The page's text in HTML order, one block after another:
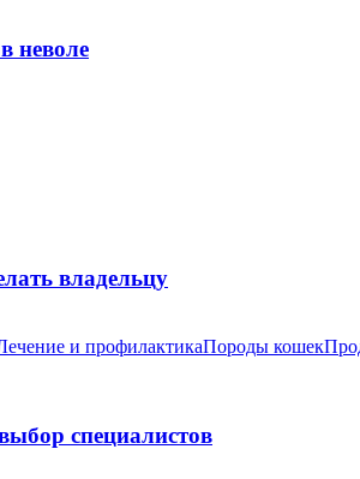
неволе
владельцу
и профилактикаПороды кошек
специалистов